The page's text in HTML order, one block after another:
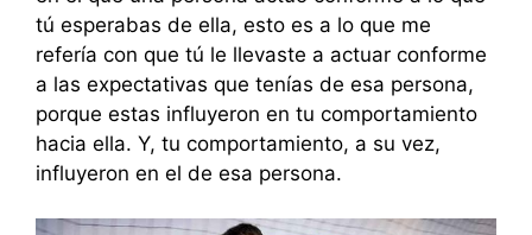
tú esperabas de ella, esto es a lo que me
refería con que tú le llevaste a actuar conforme
a las expectativas que tenías de esa persona,
porque estas influyeron en tu comportamiento
hacia ella. Y, tu comportamiento, a su vez,
influyeron en el de esa persona.